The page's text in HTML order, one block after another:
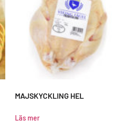
MAJSKYCKLING HEL
Läs mer